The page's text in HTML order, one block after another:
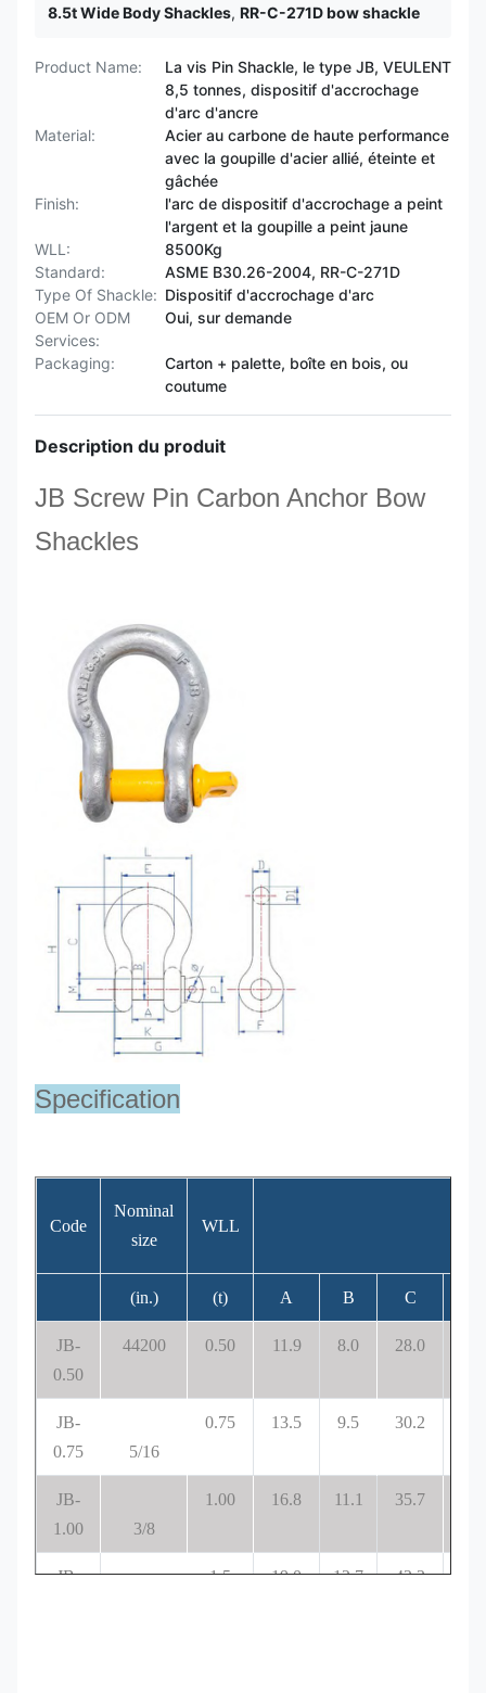
8.5t Wide Body Shackles, RR-C-271D bow shackle
Product Name:
La vis Pin Shackle, le type JB, VEULENT
8,5 tonnes, dispositif d'accrochage
d'arc d'ancre
Material:
Acier au carbone de haute performance
avec la goupille d'acier allié, éteinte et
gâchée
Finish:
l'arc de dispositif d'accrochage a peint
l'argent et la goupille a peint jaune
WLL:
8500Kg
Standard:
ASME B30.26-2004, RR-C-271D
Type Of Shackle: Dispositif d'accrochage d'arc
OEM Or ODM
Services:
Oui, sur demande
Packaging:
Carton + palette, boîte en bois, ou
coutume
Description du produit
JB Screw Pin Carbon Anchor Bow
Shackles
Specification
Code
Nominal
size
WLL
(in.) (t) A B C
JB-
0.50
44200 0.50 11.9 8.0 28.0
JB-
0.75
5/16
0.75 13.5 9.5 30.2
JB-
1.00
3/8
1.00 16.8 11.1 35.7
JB-
1.5 19.0 12.7 42.2